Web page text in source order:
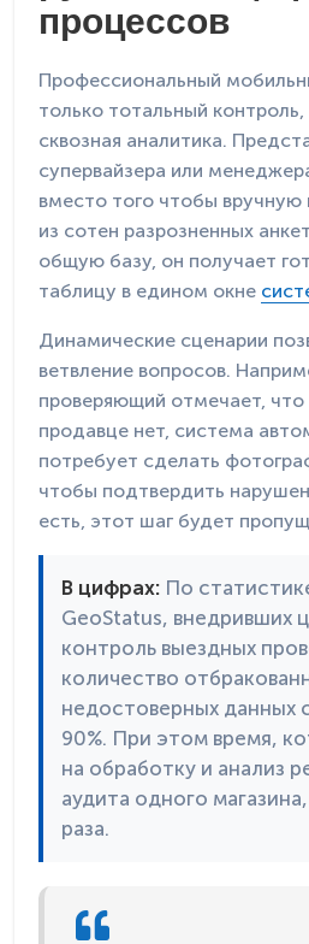
процессов
Профессиональный
только тотальный контроль,
сквозная аналитика.
супервайзера или
вместо того чтобы вручную
из сотен разрозненных
общую базу, он получает
таблицу в едином окне
Динамические сценарии
ветвление вопросов.
проверяющий отмечает,
продавце нет, система
потребует сделать
чтобы подтвердить
есть, этот шаг будет
В цифрах: По
GeoStatus, внедривших
контроль выездных
количество
недостоверных данных
90%. При этом время,
на обработку и анализ
аудита одного
раза.